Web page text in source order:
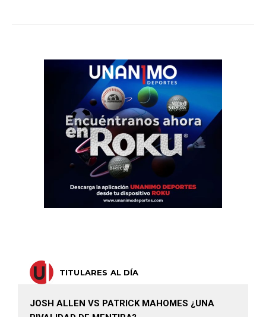
TITULARES AL DÍA
JOSH ALLEN VS PATRICK MAHOMES ¿UNA